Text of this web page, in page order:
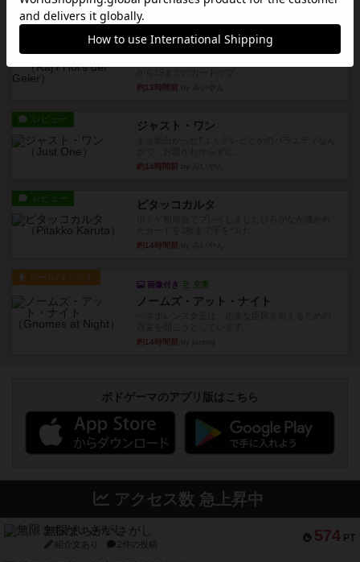
約13時間前 by みいやん
ハゲタカのえじき
約13時間前
レビュー ジャスト・ワン
約14時間前
レビュー ピタッコカルタ
約14時間前
ルール/インスト
画像付き 充実
ノームズ・アット・ナイト
約14時間前
ボドゲーマのアプリ版はこちら
アクセス数 急上昇中
574 PT
無限まちがいさがし
紹介文あり 2件の投稿